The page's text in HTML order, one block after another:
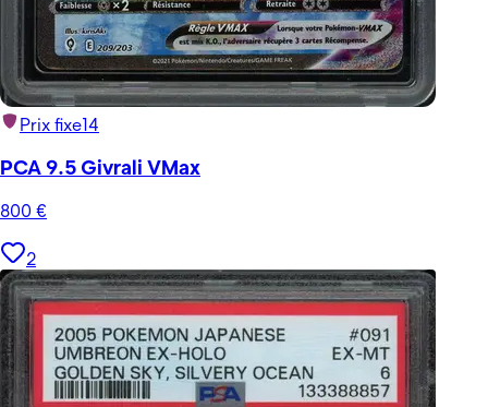
Prix fixe14
PCA 9.5 Givrali VMax
800 €
2